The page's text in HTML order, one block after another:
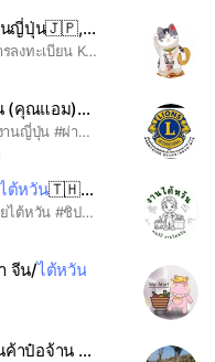
รับลงทะเบียน K-ETA🇰🇷 งานญี่ปุ่น🇯🇵,งาน ไต้หวัน🇹🇼
กลุ่มนี้สร้างขึ้นเพื่อสมาชิกที่ต้องการลงทะเบียน K-ETA🇰🇷 และแก้งานเท่านั้น
)🇹🇼🇯🇵0655154155
#งานถูกกฎหมาย #งานไต้หวัน #งานญี่ปุ่น #ผ่านตม. #ทำเอกสารผ่านกรมแรงงาน #ค่าเดินทางสด-ผ่อน #ปรึกษาฟรี#เจ้าหน้าที่ดูแลทุกขั้นตอน #เลือกงานเลือกเขตได้
ไต้หวัน🇹🇭🇹🇼
#รับหิ้วไทยไต้หวัน #รับส่งพัสดุไทยไต้หวัน #ชิปปิ้งไทยไต้หวัน #ของกินของอร่อยส่งไต้หวัน ❌ไม่ทำธุรกรรมทางไลน์ สั่งของซื้อของinboxเท่านั้นจ้า
จีน/ไต้หวัน
Chikacafe พรีสินค้าอฟช. สินค้าป๋อจ้าน จีน/ญี่ปุ่น/ ไต้หวัน